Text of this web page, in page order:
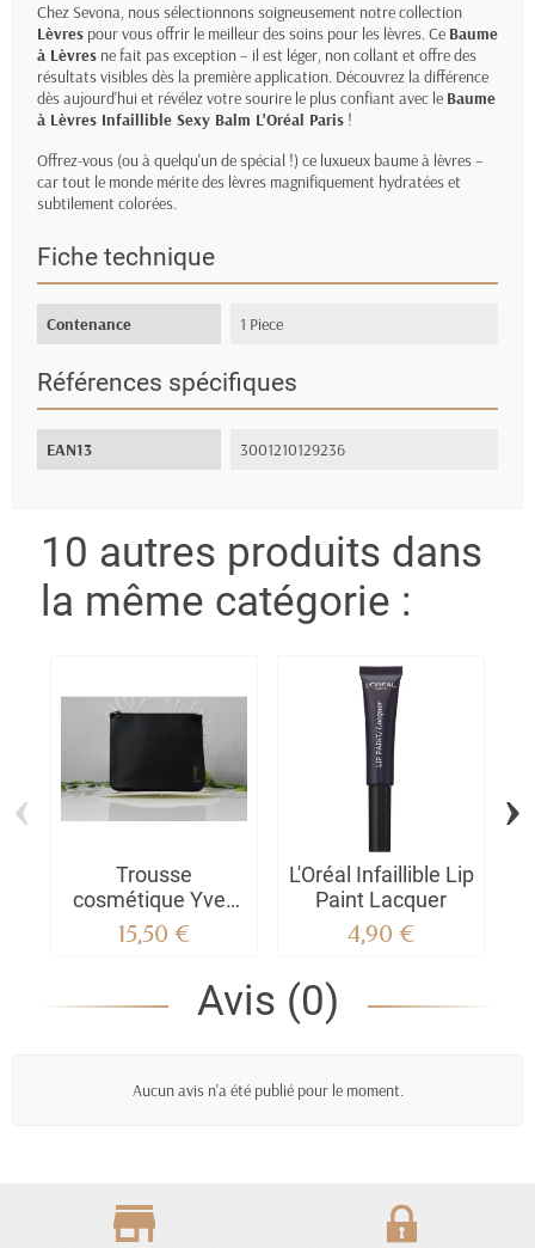
Chez Sevona, nous sélectionnons soigneusement notre collection
Lèvres pour vous offrir le meilleur des soins pour les lèvres. Ce Baume
à Lèvres ne fait pas exception – il est léger, non collant et offre des
résultats visibles dès la première application. Découvrez la différence
dès aujourd'hui et révélez votre sourire le plus confiant avec le Baume
à Lèvres Infaillible Sexy Balm L'Oréal Paris !
Offrez-vous (ou à quelqu'un de spécial !) ce luxueux baume à lèvres –
car tout le monde mérite des lèvres magnifiquement hydratées et
subtilement colorées.
Fiche technique
Contenance 1 Piece
Références spécifiques
EAN13 3001210129236
10 autres produits dans
la même catégorie :
Trousse
cosmétique Yves
saint laurent avec
ses miniatures
15,50 €
L'Oréal Infaillible Lip
Paint Lacquer
4,90 €
‹ ›
Avis (0)
Aucun avis n'a été publié pour le moment.